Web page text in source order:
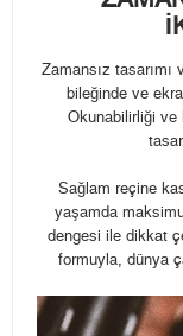
Zamansız tasarımı
bileğinde ve
Okunabilirliği ve
Sağlam reçine
yaşamda
dengesi ile dikkat
formuyla, dünya